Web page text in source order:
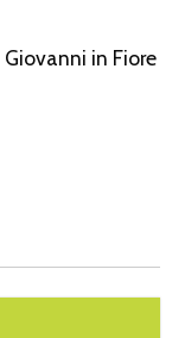
in Fiore